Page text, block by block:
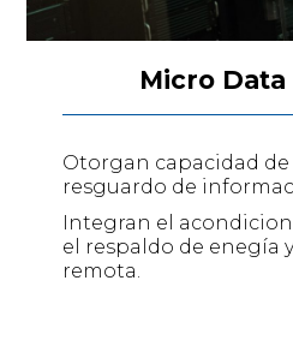
Micro
Otorgan capacidad
resguardo de
Integran el
el respaldo de enegía
remota.